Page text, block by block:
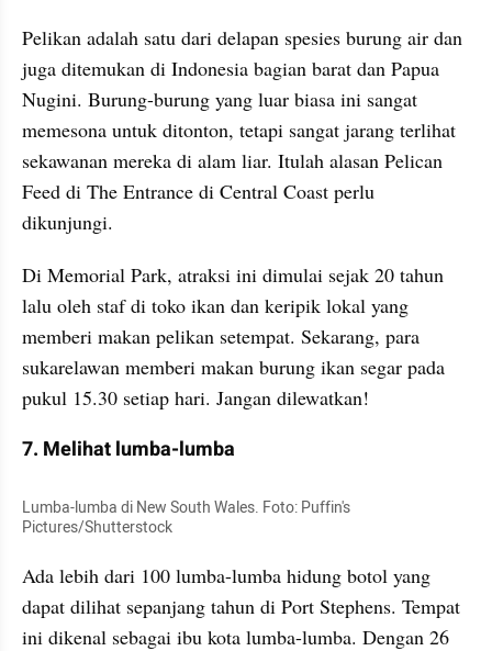
Pelikan adalah satu dari delapan spesies burung air dan
juga ditemukan di Indonesia bagian barat dan Papua
Nugini. Burung-burung yang luar biasa ini sangat
memesona untuk ditonton, tetapi sangat jarang terlihat
sekawanan mereka di alam liar. Itulah alasan Pelican
Feed di The Entrance di Central Coast perlu
dikunjungi.
Di Memorial Park, atraksi ini dimulai sejak 20 tahun
lalu oleh staf di toko ikan dan keripik lokal yang
memberi makan pelikan setempat. Sekarang, para
sukarelawan memberi makan burung ikan segar pada
pukul 15.30 setiap hari. Jangan dilewatkan!
7. Melihat lumba-lumba
Lumba-lumba di New South Wales. Foto: Puffin's
Pictures/Shutterstock
Ada lebih dari 100 lumba-lumba hidung botol yang
dapat dilihat sepanjang tahun di Port Stephens. Tempat
ini dikenal sebagai ibu kota lumba-lumba. Dengan 26